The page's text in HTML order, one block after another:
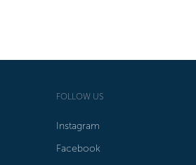
FOLLOW US
Instagram
Facebook